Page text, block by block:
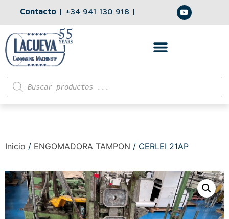
Contacto | +34 941 130 918 |
Inicio / ENGOMADORA TAMPON / CERLEI 21AP